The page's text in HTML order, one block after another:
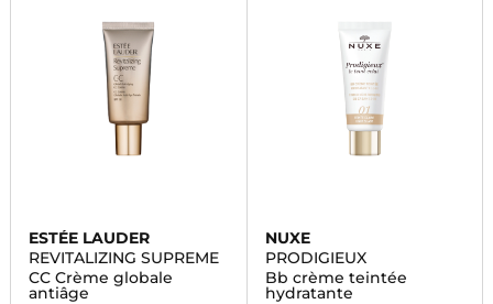
ESTÉE LAUDER
REVITALIZING SUPREME
CC Crème globale
antiâge
NUXE
PRODIGIEUX
Bb crème teintée
hydratante